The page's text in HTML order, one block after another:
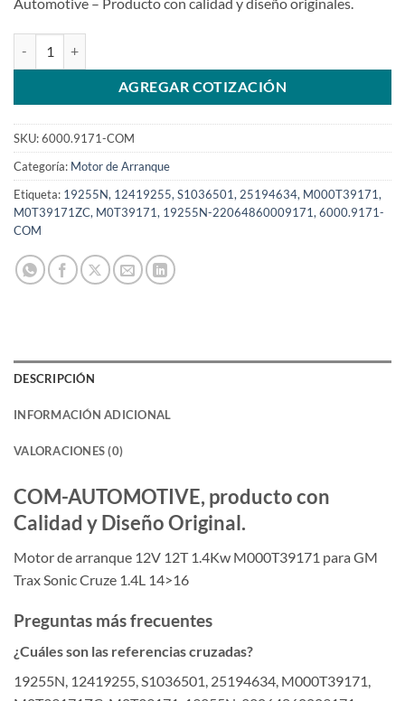
AGREGAR COTIZACIÓN
SKU:6000.9171-COM
Categoría: Motor de Arranque
Etiqueta: 19255N, 12419255, S1036501, 25194634, M000T39171,
M0T39171ZC, M0T39171, 19255N-22064860009171, 6000.9171-
COM
DESCRIPCIÓN
INFORMACIÓN ADICIONAL
VALORACIONES (0)
COM-AUTOMOTIVE, producto con
Calidad y Diseño Original.
Motor de arranque 12V 12T 1.4Kw M000T39171 para GM
Trax Sonic Cruze 1.4L 14>16
Preguntas más frecuentes
¿Cuáles son las referencias cruzadas?
19255N, 12419255, S1036501, 25194634, M000T39171,